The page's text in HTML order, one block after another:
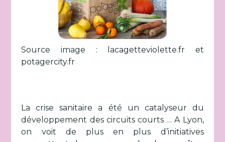
Source image : lacagetteviolette.fr et
potagercity.fr
La crise sanitaire a été un catalyseur du
développement des circuits courts … A Lyon,
on voit de plus en plus d’initiatives